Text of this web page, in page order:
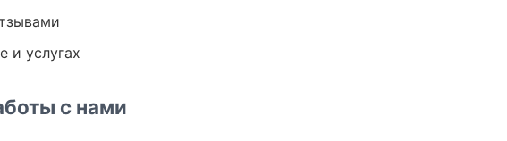
и услугах
с нами